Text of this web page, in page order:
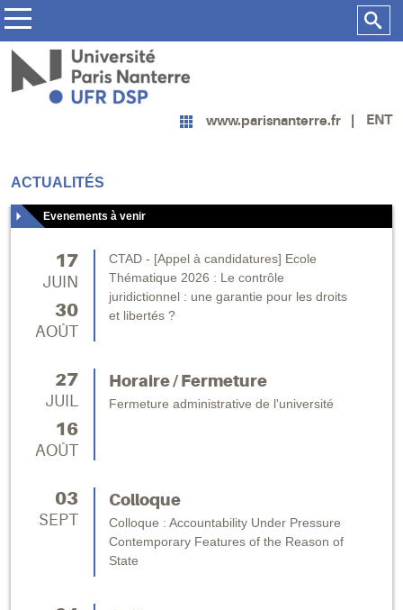
www.parisnanterre.fr ENT
ACTUALITÉS
Evenements à venir
17
JUIN
30
AOÛT
CTAD - [Appel à candidatures] Ecole
Thématique 2026 : Le contrôle
juridictionnel : une garantie pour les droits
et libertés ?
27
JUIL
16
AOÛT
Horaire / Fermeture
Fermeture administrative de l'université
03
SEPT
Colloque
Colloque : Accountability Under Pressure
Contemporary Features of the Reason of
State